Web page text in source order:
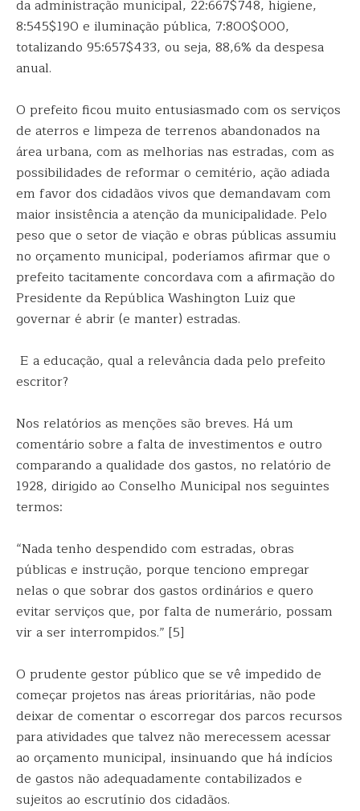
da administração municipal, 22:667$748, higiene,
8:545$190 e iluminação pública, 7:800$000,
totalizando 95:657$433, ou seja, 88,6% da despesa
anual.
O prefeito ficou muito entusiasmado com os serviços
de aterros e limpeza de terrenos abandonados na
área urbana, com as melhorias nas estradas, com as
possibilidades de reformar o cemitério, ação adiada
em favor dos cidadãos vivos que demandavam com
maior insistência a atenção da municipalidade. Pelo
peso que o setor de viação e obras públicas assumiu
no orçamento municipal, poderíamos afirmar que o
prefeito tacitamente concordava com a afirmação do
Presidente da República Washington Luiz que
governar é abrir (e manter) estradas.
E a educação, qual a relevância dada pelo prefeito
escritor?
Nos relatórios as menções são breves. Há um
comentário sobre a falta de investimentos e outro
comparando a qualidade dos gastos, no relatório de
1928, dirigido ao Conselho Municipal nos seguintes
termos:
“Nada tenho despendido com estradas, obras
públicas e instrução, porque tenciono empregar
nelas o que sobrar dos gastos ordinários e quero
evitar serviços que, por falta de numerário, possam
vir a ser interrompidos.” [5]
O prudente gestor público que se vê impedido de
começar projetos nas áreas prioritárias, não pode
deixar de comentar o escorregar dos parcos recursos
para atividades que talvez não merecessem acessar
ao orçamento municipal, insinuando que há indícios
de gastos não adequadamente contabilizados e
sujeitos ao escrutínio dos cidadãos.